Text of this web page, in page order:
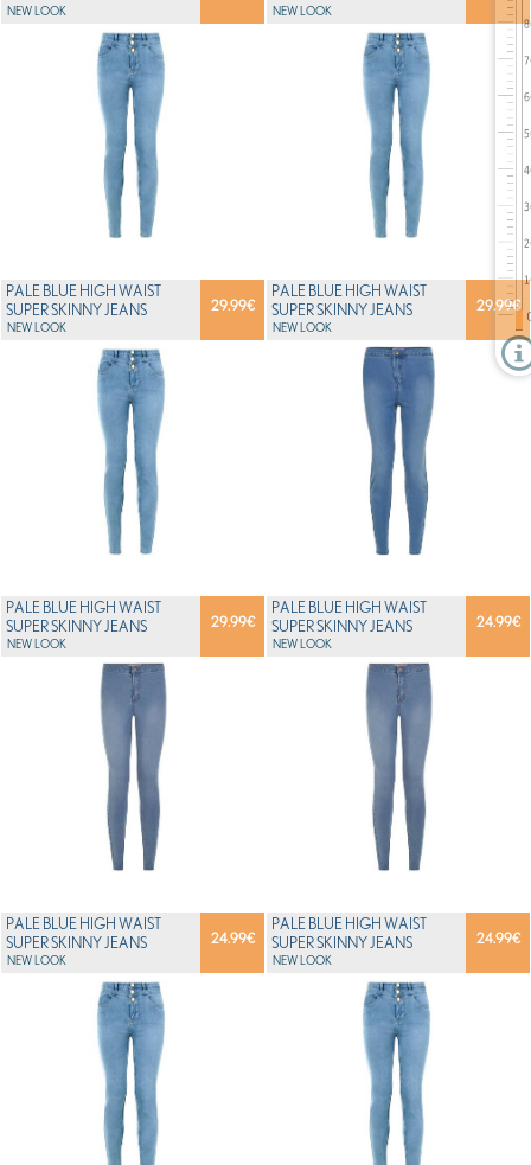
NEW LOOK NEW LOOK
29.99€
PALE BLUE HIGH WAIST
SUPER SKINNY JEANS
NEW LOOK
29.99€
PALE BLUE HIGH WAIST
SUPER SKINNY JEANS
NEW LOOK
29.99€
PALE BLUE HIGH WAIST
SUPER SKINNY JEANS
NEW LOOK
24.99€
PALE BLUE HIGH WAIST
SUPER SKINNY JEANS
NEW LOOK
24.99€
PALE BLUE HIGH WAIST
SUPER SKINNY JEANS
NEW LOOK
24.99€
PALE BLUE HIGH WAIST
SUPER SKINNY JEANS
NEW LOOK